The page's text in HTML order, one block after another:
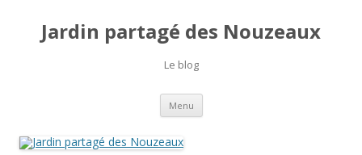
Jardin partagé des Nouzeaux
Le blog
Menu Aller
contenu